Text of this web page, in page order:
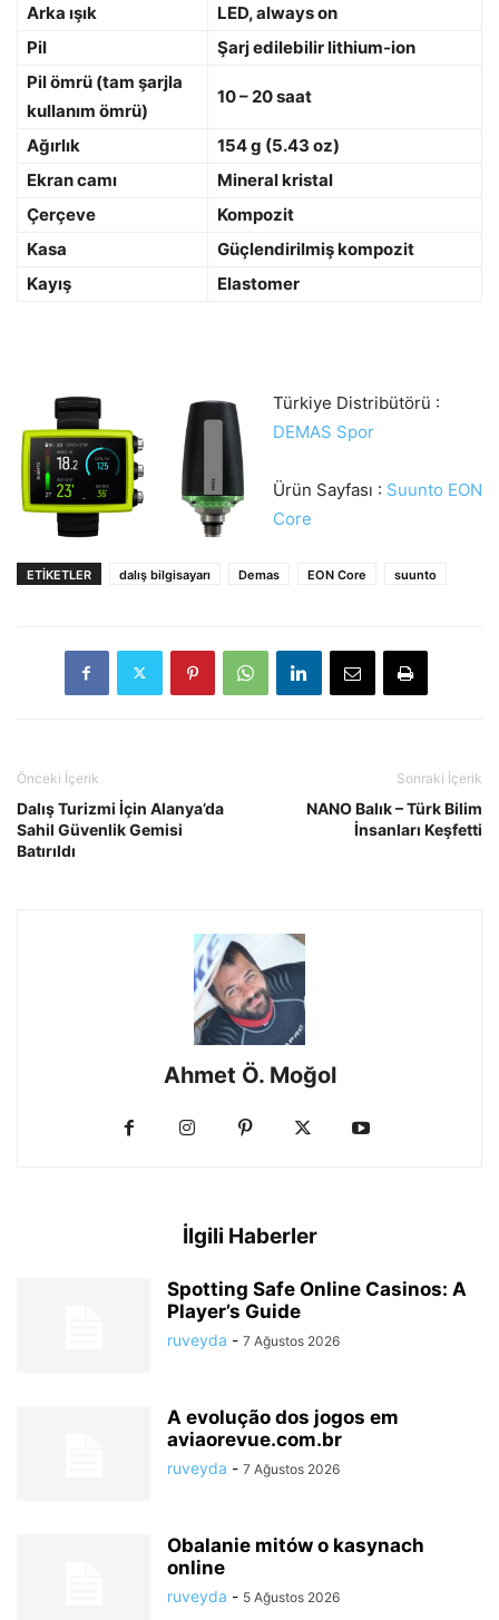
Arka ışık
LED, always on
Pil
Şarj edilebilir lithium-ion
Pil ömrü (tam şarjla
kullanım ömrü)
10 – 20 saat
Ağırlık
154 g (5.43 oz)
Ekran camı
Mineral kristal
Çerçeve
Kompozit
Kasa
Güçlendirilmiş kompozit
Kayış
Elastomer
Türkiye Distribütörü :
DEMAS Spor
Ürün Sayfası : Suunto EON
Core
ETIKETLER dalış bilgisayarı Demas EON Core suunto
Önceki İçerik
Dalış Turizmi İçin Alanya’da
Sahil Güvenlik Gemisi
Batırıldı
Sonraki İçerik
NANO Balık – Türk Bilim
İnsanları Keşfetti
Ahmet Ö. Moğol
İlgili Haberler
Spotting Safe Online Casinos: A
Player’s Guide
ruveyda - 7 Ağustos 2026
A evolução dos jogos em
aviaorevue.com.br
ruveyda - 7 Ağustos 2026
Obalanie mitów o kasynach
online
ruveyda - 5 Ağustos 2026